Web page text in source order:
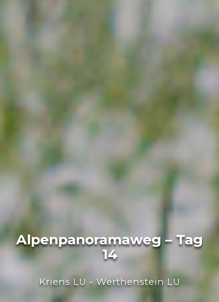
Alpenpanoramaweg – Tag
14
Kriens LU - Werthenstein LU